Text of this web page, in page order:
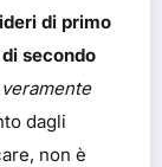
di primo
secondo
veramente
dagli
non è